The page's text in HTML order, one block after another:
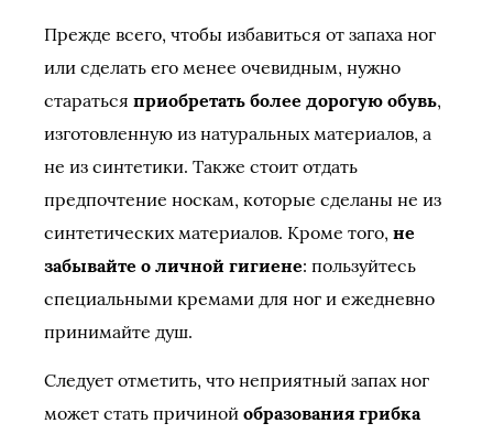
Прежде всего, чтобы избавиться от запаха ног
или сделать его менее очевидным, нужно
стараться приобретать более дорогую обувь,
изготовленную из натуральных материалов, а
не из синтетики. Также стоит отдать
предпочтение носкам, которые сделаны не из
синтетических материалов. Кроме того, не
забывайте о личной гигиене: пользуйтесь
специальными кремами для ног и ежедневно
принимайте душ.
Следует отметить, что неприятный запах ног
может стать причиной образования грибка